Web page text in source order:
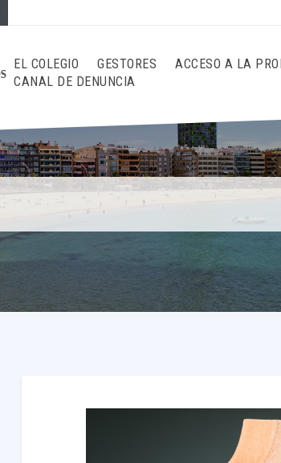
EL COLEGIO GESTORES ACCESO A LA
CANAL DE DENUNCIA